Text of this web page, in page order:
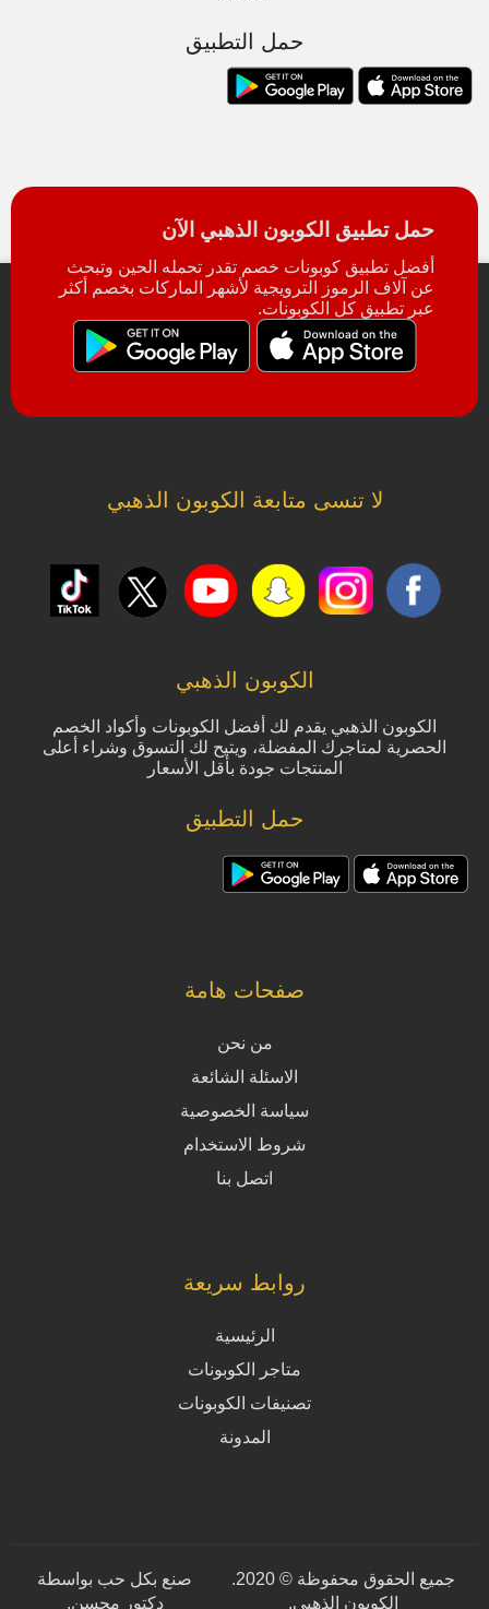
حمل التطبيق
حمل تطبيق الكوبون الذهبي الآن
أفضل تطبيق كوبونات خصم تقدر تحمله الحين وتبحث
عن آلاف الرموز الترويجية لأشهر الماركات بخصم أكثر
عبر تطبيق كل الكوبونات.
لا تنسى متابعة الكوبون الذهبي
الكوبون الذهبي
الكوبون الذهبي يقدم لك أفضل الكوبونات وأكواد الخصم
الحصرية لمتاجرك المفضلة، ويتيح لك التسوق وشراء أعلى
المنتجات جودة بأقل الأسعار
حمل التطبيق
صفحات هامة
من نحن
الاسئلة الشائعة
سياسة الخصوصية
شروط الاستخدام
اتصل بنا
روابط سريعة
الرئيسية
متاجر الكوبونات
تصنيفات الكوبونات
المدونة
جميع الحقوق محفوظة © 2020.
الكوبون الذهبي.
صنع بكل حب بواسطة
دكتور محسن.